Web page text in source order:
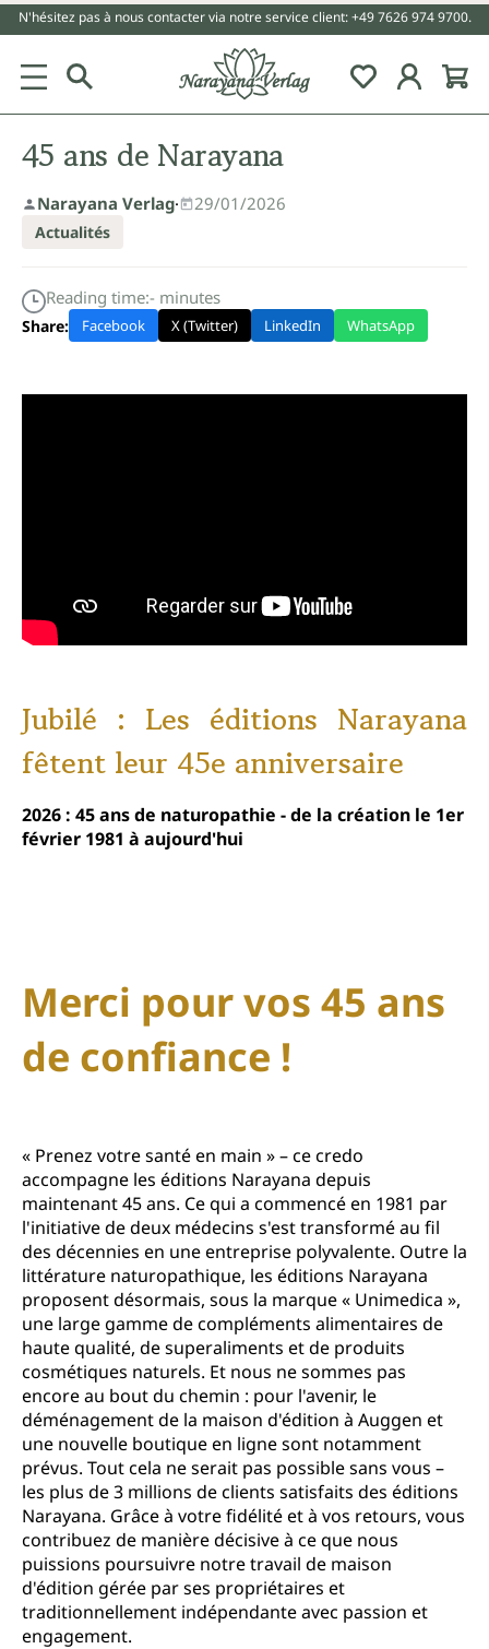
principal
N'hésitez pas à nous contacter via notre service client: +49 7626 974 9700.
45 ans de Narayana
Narayana Verlag· 29/01/2026
Actualités
Reading time:- minutes
Share: Facebook X (Twitter) LinkedIn WhatsApp
Jubilé : Les éditions Narayana
fêtent leur 45e anniversaire
2026 : 45 ans de naturopathie - de la création le 1er
février 1981 à aujourd'hui
Merci pour vos 45 ans
de confiance !
« Prenez votre santé en main » – ce credo
accompagne les éditions Narayana depuis
maintenant 45 ans. Ce qui a commencé en 1981 par
l'initiative de deux médecins s'est transformé au fil
des décennies en une entreprise polyvalente. Outre la
littérature naturopathique, les éditions Narayana
proposent désormais, sous la marque « Unimedica »,
une large gamme de compléments alimentaires de
haute qualité, de superaliments et de produits
cosmétiques naturels. Et nous ne sommes pas
encore au bout du chemin : pour l'avenir, le
déménagement de la maison d'édition à Auggen et
une nouvelle boutique en ligne sont notamment
prévus. Tout cela ne serait pas possible sans vous –
les plus de 3 millions de clients satisfaits des éditions
Narayana. Grâce à votre fidélité et à vos retours, vous
contribuez de manière décisive à ce que nous
puissions poursuivre notre travail de maison
d'édition gérée par ses propriétaires et
traditionnellement indépendante avec passion et
engagement.